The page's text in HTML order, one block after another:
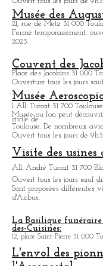
Cité de l'espace.
Parc d'attraction dédié à
Ouvert tous les jours de
Musée des
21, rue de Metz 31 000
Fermé temporairement,
2023.
Couvent des
Place des Jacobins 31 000
Ouverture tous les jours
Musée
1 All. Turcat 31 700
Musée oul'on peut
civile de
Toulouse. De nombreux
Visite des usines
All. André Turcat 31 700
Ouvert tous les jours sauf
Sont proposées différentes